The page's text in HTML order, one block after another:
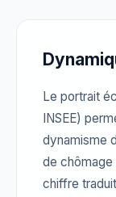
Le portrait
INSEE)
dynamisme
de chômage
chiffre